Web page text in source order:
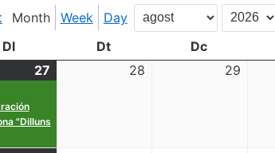
Month Week Day
Month
Year
Dl
Dt Dc
27
"Dilluns
28 29